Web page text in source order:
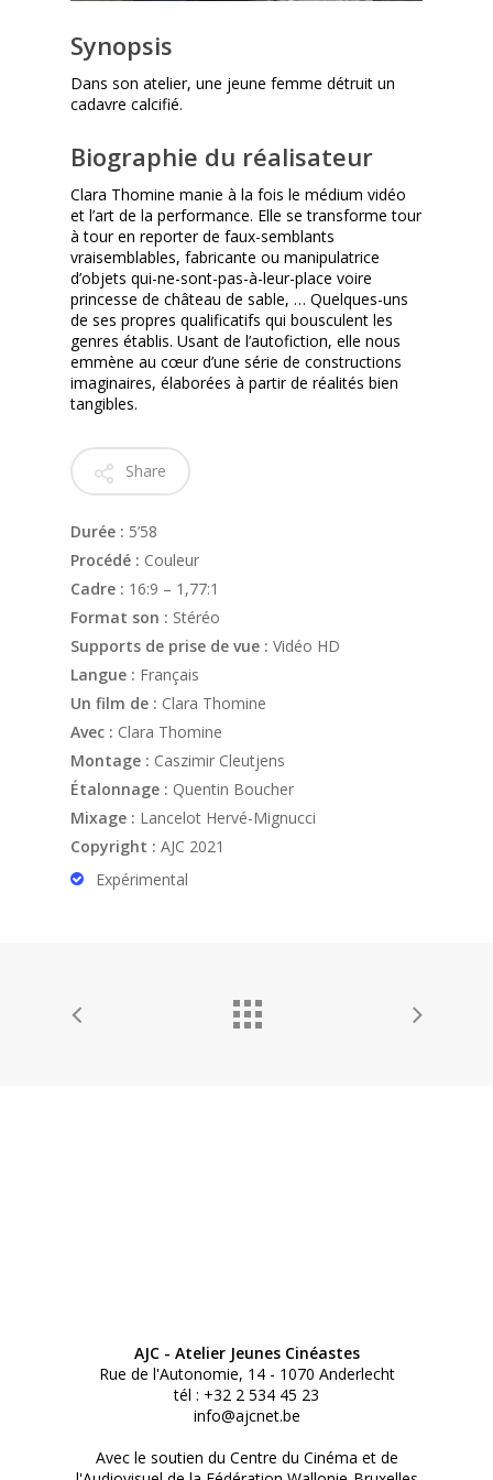
Synopsis
Dans son atelier, une jeune femme détruit un
cadavre calcifié.
Biographie du réalisateur
Clara Thomine manie à la fois le médium vidéo
et l’art de la performance. Elle se transforme tour
à tour en reporter de faux-semblants
vraisemblables, fabricante ou manipulatrice
d’objets qui-ne-sont-pas-à-leur-place voire
princesse de château de sable, … Quelques-uns
de ses propres qualificatifs qui bousculent les
genres établis. Usant de l’autofiction, elle nous
emmène au cœur d’une série de constructions
imaginaires, élaborées à partir de réalités bien
tangibles.
Share
Durée : 5’58
Procédé : Couleur
Cadre : 16:9 – 1,77:1
Format son : Stéréo
Supports de prise de vue : Vidéo HD
Langue : Français
Un film de : Clara Thomine
Avec : Clara Thomine
Montage : Caszimir Cleutjens
Étalonnage : Quentin Boucher
Mixage : Lancelot Hervé-Mignucci
Copyright : AJC 2021
Expérimental
AJC - Atelier Jeunes Cinéastes
Rue de l'Autonomie, 14 - 1070 Anderlecht
tél : +32 2 534 45 23
info@ajcnet.be
Avec le soutien du Centre du Cinéma et de